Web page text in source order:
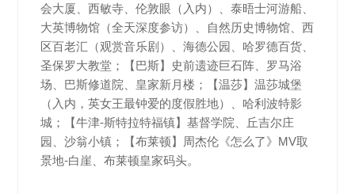
会大厦、西敏寺、伦敦眼（入内）、泰晤士河游船、
大英博物馆（全天深度参访）、自然历史博物馆、西
区百老汇（观赏音乐剧）、海德公园、哈罗德百货、
圣保罗大教堂；【巴斯】史前遗迹巨石阵、罗马浴
场、巴斯修道院、皇家新月楼；【温莎】温莎城堡
（入内，英女王最钟爱的度假胜地）、哈利波特影
城；【牛津-斯特拉特福镇】基督学院、丘吉尔庄
园、沙翁小镇；【布莱顿】周杰伦《怎么了》MV取
景地-白崖、布莱顿皇家码头。